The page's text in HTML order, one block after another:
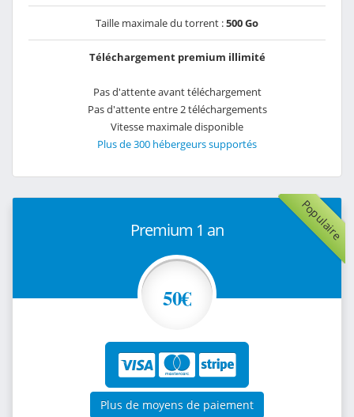
Taille maximale du torrent :500 Go
Téléchargement premium illimité
Pas d'attente avant téléchargement
Pas d'attente entre 2 téléchargements
Vitesse maximale disponible
Plus de 300 hébergeurs supportés
Populaire
Premium 1 an
50€
Plus de moyens de paiement